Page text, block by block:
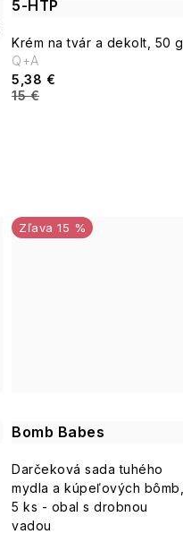
5-HTP
Krém na tvár a dekolt, 50 g
5,38 €
15 €
Q+A
Bomb Babes
15 %
Darčeková sada tuhého
mydla a kúpeľových bômb,
5 ks - obal s drobnou
vadou